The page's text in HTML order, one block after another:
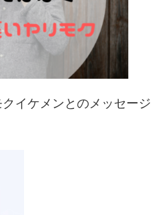
イケメンとのメッセージ